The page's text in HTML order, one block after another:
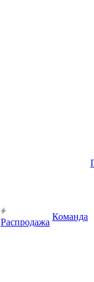
Распродажа
Команда